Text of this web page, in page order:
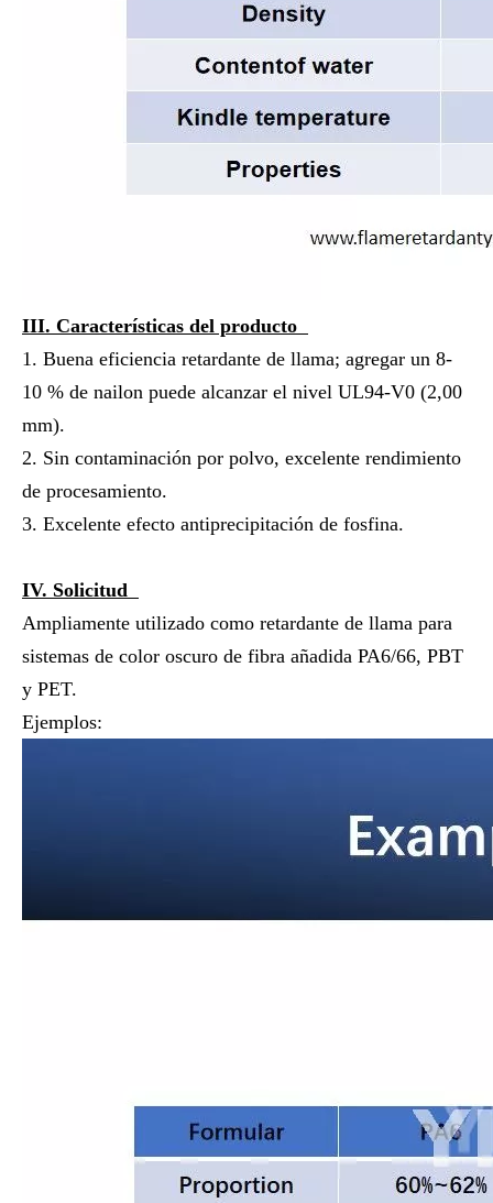
III. Características del producto
1. Buena eficiencia retardante de llama; agregar un 8-
10 % de nailon puede alcanzar el nivel UL94-V0 (2,00
mm).
2. Sin contaminación por polvo, excelente rendimiento
de procesamiento.
3. Excelente efecto antiprecipitación de fosfina.
IV. Solicitud
Ampliamente utilizado como retardante de llama para
sistemas de color oscuro de fibra añadida PA6/66, PBT
y PET.
Ejemplos: